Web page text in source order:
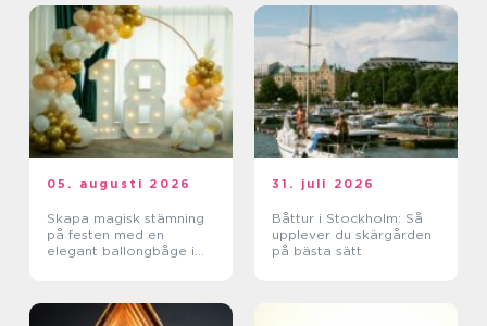
05. augusti 2026
Skapa magisk stämning
på festen med en
elegant ballongbåge i
31. juli 2026
Båttur i Stockholm: Så
upplever du skärgården
på bästa sätt